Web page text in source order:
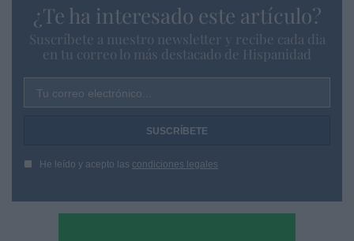
¿Te ha interesado este artículo?
Suscríbete a nuestro newsletter y recibe cada dia
en tu correo lo más destacado de Hispanidad
Tu correo electrónico...
He leído y acepto las condiciones legales